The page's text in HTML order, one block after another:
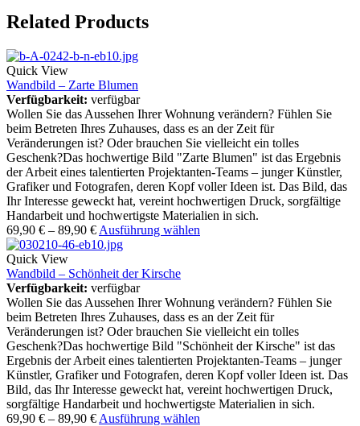
Related Products
Quick View
Wandbild – Zarte Blumen
Verfügbarkeit: verfügbar
Wollen Sie das Aussehen Ihrer Wohnung verändern? Fühlen Sie
beim Betreten Ihres Zuhauses, dass es an der Zeit für
Veränderungen ist? Oder brauchen Sie vielleicht ein tolles
Geschenk?Das hochwertige Bild "Zarte Blumen" ist das Ergebnis
der Arbeit eines talentierten Projektanten-Teams – junger Künstler,
Grafiker und Fotografen, deren Kopf voller Ideen ist. Das Bild, das
Ihr Interesse geweckt hat, vereint hochwertigen Druck, sorgfältige
Handarbeit und hochwertigste Materialien in sich.
69,90 € – 89,90 € Ausführung wählen
Quick View
Wandbild – Schönheit der Kirsche
Verfügbarkeit: verfügbar
Wollen Sie das Aussehen Ihrer Wohnung verändern? Fühlen Sie
beim Betreten Ihres Zuhauses, dass es an der Zeit für
Veränderungen ist? Oder brauchen Sie vielleicht ein tolles
Geschenk?Das hochwertige Bild "Schönheit der Kirsche" ist das
Ergebnis der Arbeit eines talentierten Projektanten-Teams – junger
Künstler, Grafiker und Fotografen, deren Kopf voller Ideen ist. Das
Bild, das Ihr Interesse geweckt hat, vereint hochwertigen Druck,
sorgfältige Handarbeit und hochwertigste Materialien in sich.
69,90 € – 89,90 € Ausführung wählen